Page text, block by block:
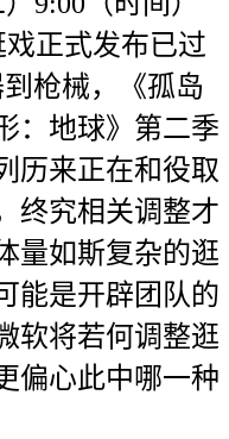
戏正式发布已过
枪械，《孤岛
：地球》第二季
历来正在和役取
终究相关调整才
量如斯复杂的逛
能是开辟团队的
软将若何调整逛
偏心此中哪一种